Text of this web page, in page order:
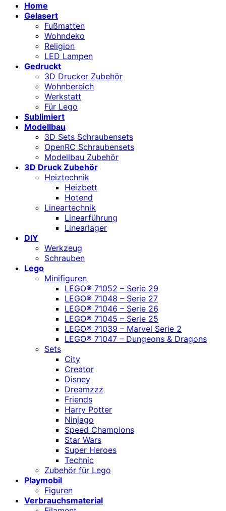
Home
Gelasert
Fußmatten
Wohndeko
Religion
LED Lampen
Gedruckt
3D Drucker Zubehör
Wohnbereich
Werkstatt
Für Lego
Sublimiert
Modellbau
3D Sets Schraubensets
OpenRC Schraubensets
Modellbau Zubehör
3D Druck Zubehör
Heiztechnik
Heizbett
Hotend
Lineartechnik
Linearführung
Linearlager
DIY
Werkzeug
Schrauben
Lego
Minifiguren
LEGO® 71052 – Serie 29
LEGO® 71048 – Serie 27
LEGO® 71046 – Serie 26
LEGO® 71045 – Serie 25
LEGO® 71039 – Marvel Serie 2
LEGO® 71047 – Dungeons & Dragons
Sets
City
Creator
Disney
Dreamzzz
Friends
Harry Potter
Ninjago
Speed Champions
Star Wars
Super Heroes
Technic
Zubehör für Lego
Playmobil
Figuren
Verbrauchsmaterial